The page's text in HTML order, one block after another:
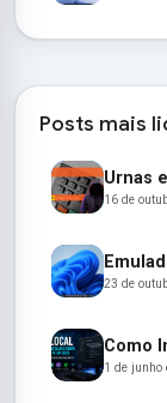
Posts mais
16 de
23 de
1 de junho